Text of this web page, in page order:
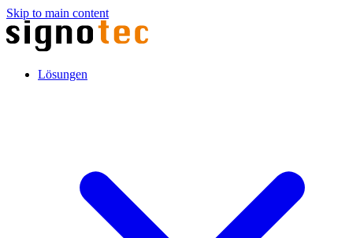
Skip to main content
Lösungen